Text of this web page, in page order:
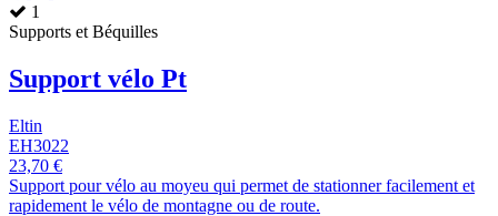
1
Supports et Béquilles
Support vélo Pt
Eltin
EH3022
23,70 €
Support pour vélo au moyeu qui permet de stationner facilement et
rapidement le vélo de montagne ou de route.